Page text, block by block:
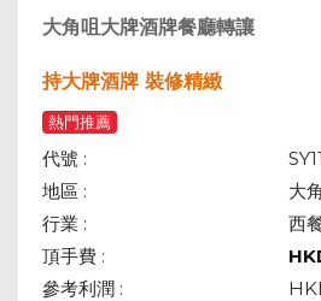
大角咀大牌酒牌餐廳轉讓
持大牌酒牌 裝修精緻
熱門推薦
代號 :
地區 :
大
行業 :
西
頂手費 :
參考利潤 :